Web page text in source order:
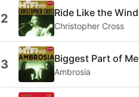
2 Ride Like the Wind
Christopher Cross
3 Biggest Part of Me
Ambrosia